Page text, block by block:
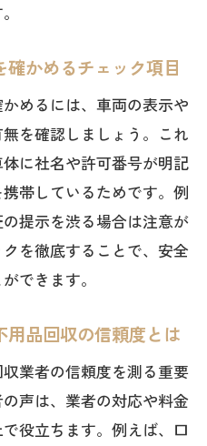
ビス内容も比較しよ
収車の特徴を知るこ
内容で業者を見極め
際のチェックポイン
で納得の処分を実感
の処分を実現する方
かめるチェック項目
めるには、車両の表示や
を確認しましょう。これ
に社名や許可番号が明記
帯しているためです。例
提示を渋る場合は注意が
を徹底することで、安全
できます。
用品回収の信頼度とは
業者の信頼度を測る重要
声は、業者の対応や料金
役立ちます。例えば、口